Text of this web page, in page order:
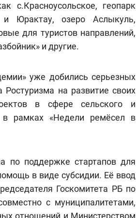
с.Красноусольское, геопарк
и Юрактау, озеро Аслыкуль,
для туристов направлений,
и другие.
уже добились серьезных
Ростуризма на развитие своих
в сфере сельского и
в рамках «Недели ремёсел в
по поддержке стартапов для
в виде субсидии. Её ввод
Госкомитета РБ по
с муниципалитетами,
отношений и Министерством